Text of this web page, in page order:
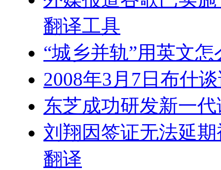
翻译工具
“城乡并轨”用英文怎
2008年3月7日布什
东芝成功研发新一
刘翔因签证无法延
翻译